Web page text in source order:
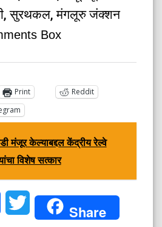
सुरथकल, मंगलूरु जंक्शन
Box
Print
Reddit
मंजूर केल्याबद्दल केंद्रीय रेल्वे
विशेष सत्कार
FacebookTwitter Share